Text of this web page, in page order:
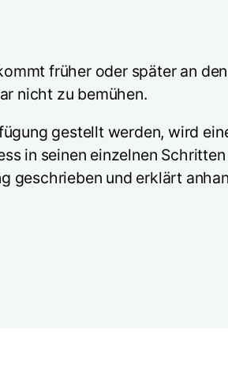
früher oder später an
nicht zu bemühen.
gestellt werden, wird
in seinen einzelnen
geschrieben und erklärt